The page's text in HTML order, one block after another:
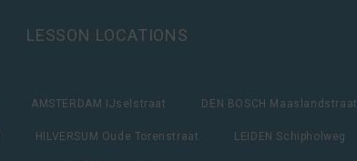
LESSON LOCATIONS
AMSTERDAM IJselstraat DEN BOSCH Maaslandstraat
HILVERSUM Oude Torenstraat LEIDEN Schipholweg